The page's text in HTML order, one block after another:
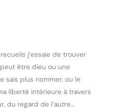
j’essaie de trouver
être dieu ou une
sais plus nommer, ou le
liberté intérieure à travers
du regard de l’autre…